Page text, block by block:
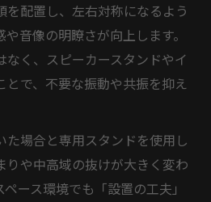
配置し、左右対称になるよう
音像の明瞭さが向上します。
なく、スピーカースタンドやイ
とで、不要な振動や共振を抑え
場合と専用スタンドを使用し
りや中高域の抜けが大きく変わ
ース環境でも「設置の工夫」